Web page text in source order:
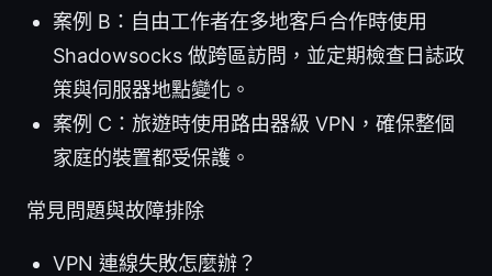
案例 B：自由工作者在多地客戶合作時使用
Shadowsocks 做跨區訪問，並定期檢查日誌政
策與伺服器地點變化。
案例 C：旅遊時使用路由器級 VPN，確保整個
家庭的裝置都受保護。
常見問題與故障排除
VPN 連線失敗怎麼辦？